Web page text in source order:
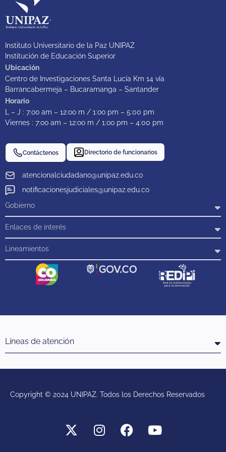
Instituto Universitario de la Paz UNIPAZ
Institución de Educación Superior
Ubicación
Centro de Investigaciones Santa Lucía Km 14 vía
Barrancabermeja – Bucaramanga – Santander
Horario
L – J : 7:oo am – 12:oo m / 1:oo pm – 5:00 pm
Viernes : 7:oo am – 12:oo m / 1:oo pm – 4:00 pm
atencionalciudadano@unipaz.edu.co
notificacionesjudiciales@unipaz.edu.co
Contáctenos Directorio de funcionarios
Gobierno
Enlaces de interés
Lineamientos
Líneas de atención
Copyright © 2024 UNIPAZ. Todos los Derechos Reservados